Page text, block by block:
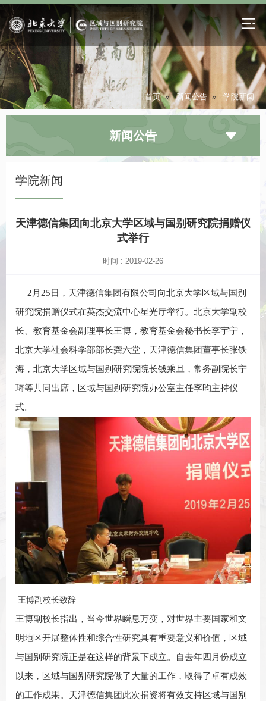
首页 » 新闻公告 » 学院新闻
新闻公告
学院新闻
天津德信集团向北京大学区域与国别研究院捐赠仪
式举行
时间 : 2019-02-26
2月25日，天津德信集团有限公司向北京大学区域与国别
研究院捐赠仪式在英杰交流中心星光厅举行。北京大学副校
长、教育基金会副理事长王博，教育基金会秘书长李宇宁，
北京大学社会科学部部长龚六堂，天津德信集团董事长张铁
海，北京大学区域与国别研究院院长钱乘旦，常务副院长宁
琦等共同出席，区域与国别研究院办公室主任李昀主持仪
式。
王博副校长致辞
王博副校长指出，当今世界瞬息万变，对世界主要国家和文
明地区开展整体性和综合性研究具有重要意义和价值，区域
与国别研究院正是在这样的背景下成立。自去年四月份成立
以来，区域与国别研究院做了大量的工作，取得了卓有成效
的工作成果。天津德信集团此次捐资将有效支持区域与国别